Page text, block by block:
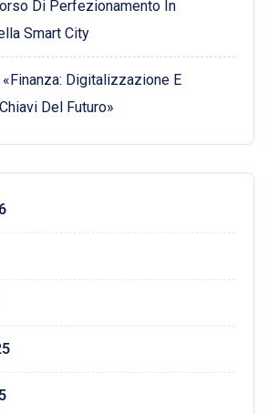
Di Perfezionamento In
Smart City
Digitalizzazione E
Del Futuro»